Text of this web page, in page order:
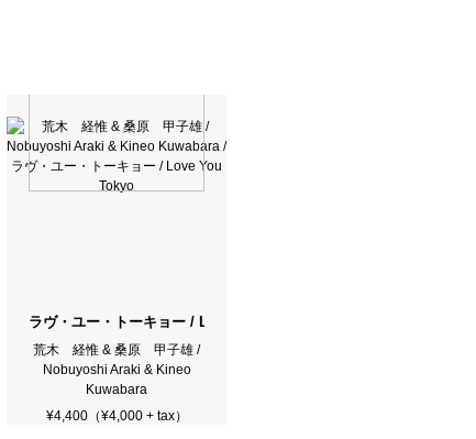
ラヴ・ユー・トーキョー / Love You Tokyo
荒木 経惟 & 桑原 甲子雄 /
Nobuyoshi Araki & Kineo
Kuwabara
¥4,400（¥4,000 + tax）